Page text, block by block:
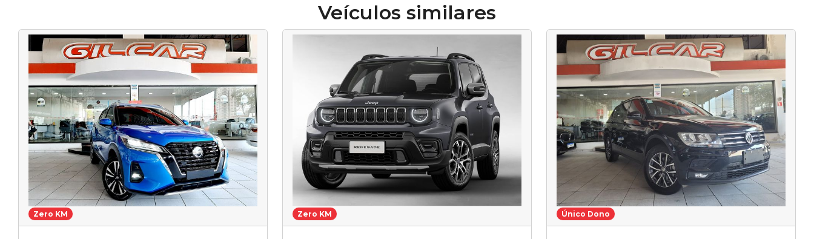
Veículos similares
Zero KM Zero KM Único Dono